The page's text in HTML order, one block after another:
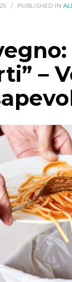
/ PUBLISHED IN
–